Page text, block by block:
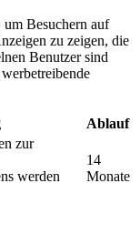
Besuchern auf
zu zeigen, die
Benutzer sind
Ablauf
zur
werden
14
Monate